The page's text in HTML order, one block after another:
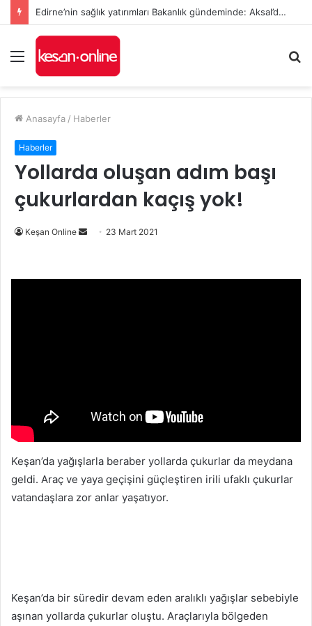
Edirne’nin sağlık yatırımları Bakanlık gündeminde: Aksal’dan Keşan için iki önemli talep
Menü
...
Anasayfa / Haberler
Haberler
Yollarda oluşan adım başı
çukurlardan kaçış yok!
Keşan Online
Bir
göndermek
23 Mart 2021
Keşan’da yağışlarla beraber yollarda çukurlar da meydana
geldi. Araç ve yaya geçişini güçleştiren irili ufaklı çukurlar
vatandaşlara zor anlar yaşatıyor.
Keşan’da bir süredir devam eden aralıklı yağışlar sebebiyle
aşınan yollarda çukurlar oluştu. Araçlarıyla bölgeden